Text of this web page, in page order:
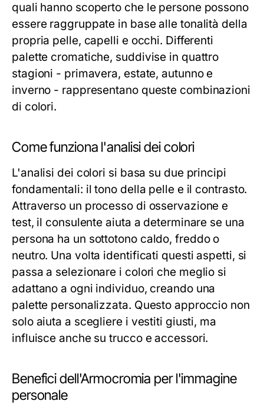
quali hanno scoperto che le persone possono
essere raggruppate in base alle tonalità della
propria pelle, capelli e occhi. Differenti
palette cromatiche, suddivise in quattro
stagioni - primavera, estate, autunno e
inverno - rappresentano queste combinazioni
di colori.
Come funziona l'analisi dei colori
L'analisi dei colori si basa su due principi
fondamentali: il tono della pelle e il contrasto.
Attraverso un processo di osservazione e
test, il consulente aiuta a determinare se una
persona ha un sottotono caldo, freddo o
neutro. Una volta identificati questi aspetti, si
passa a selezionare i colori che meglio si
adattano a ogni individuo, creando una
palette personalizzata. Questo approccio non
solo aiuta a scegliere i vestiti giusti, ma
influisce anche su trucco e accessori.
Benefici dell'Armocromia per l'immagine
personale